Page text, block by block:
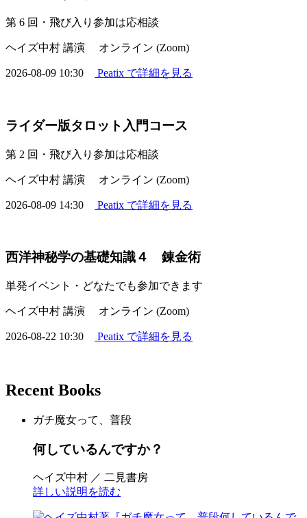
第 6 回・飛び入り参加は応相談
ヘイズ中村 講演 オンライン (Zoom)
2026-08-09 10:30 Peatix で詳細を見る
ライダー版タロット入門コース
第 2 回・飛び入り参加は応相談
ヘイズ中村 講演 オンライン (Zoom)
2026-08-09 14:30 Peatix で詳細を見る
西洋神秘学の基礎知識４ 錬金術
単発イベント・どなたでも参加できます
ヘイズ中村 講演 オンライン (Zoom)
2026-08-22 10:30 Peatix で詳細を見る
Recent Books
ガチ魔女って、普段
何しているんですか？
ヘイズ中村 ／ 二見書房
詳しい説明を読む